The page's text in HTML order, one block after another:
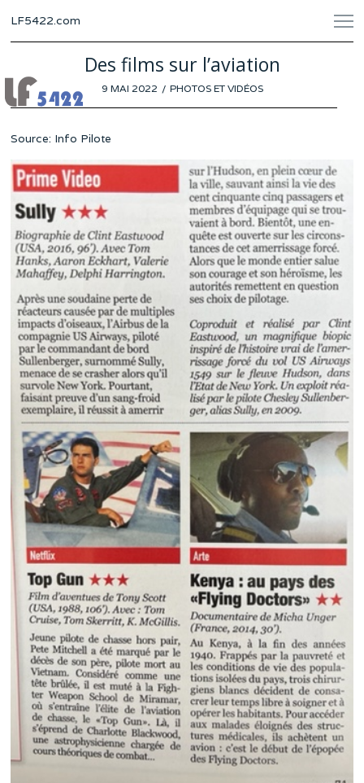
LF5422.com
Des films sur l’aviation
POSTED
9 MAI 2022 6 PHOTOS ET VIDÉOS
Source: Info Pilote